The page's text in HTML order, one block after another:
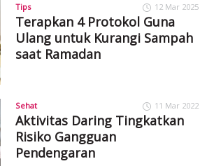
Tips 12 Mar 2025
Terapkan 4 Protokol Guna
Ulang untuk Kurangi Sampah
saat Ramadan
Sehat 11 Mar 2022
Aktivitas Daring Tingkatkan
Risiko Gangguan
Pendengaran